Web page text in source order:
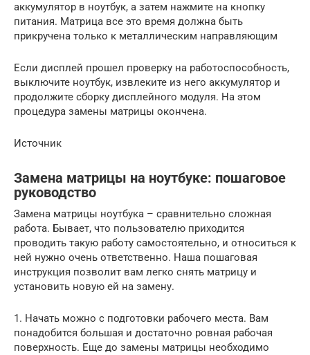
аккумулятор в ноутбук, а затем нажмите на кнопку
питания. Матрица все это время должна быть
прикручена только к металлическим направляющим
Если дисплей прошел проверку на работоспособность,
выключите ноутбук, извлеките из него аккумулятор и
продолжите сборку дисплейного модуля. На этом
процедура замены матрицы окончена.
Источник
Замена матрицы на ноутбуке: пошаговое
руководство
Замена матрицы ноутбука – сравнительно сложная
работа. Бывает, что пользователю приходится
проводить такую работу самостоятельно, и относиться к
ней нужно очень ответственно. Наша пошаговая
инструкция позволит вам легко снять матрицу и
установить новую ей на замену.
1. Начать можно с подготовки рабочего места. Вам
понадобится большая и достаточно ровная рабочая
поверхность. Еще до замены матрицы необходимо